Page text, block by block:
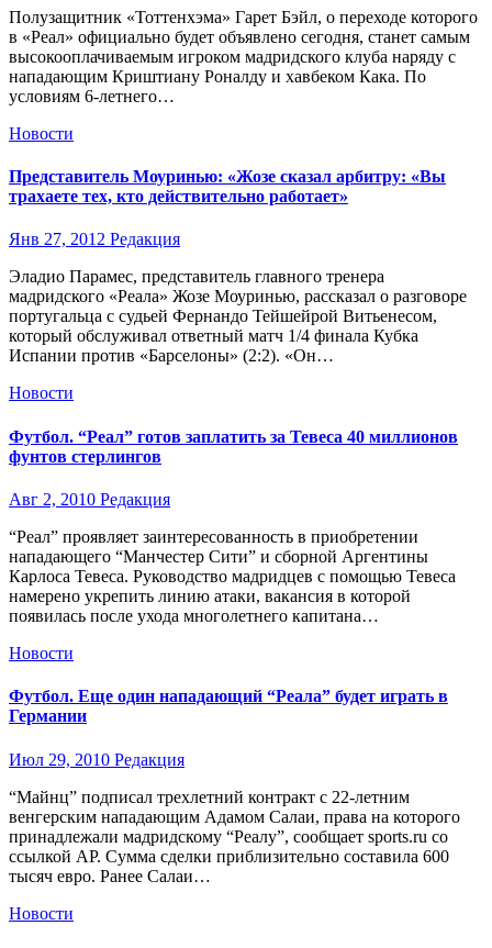
Полузащитник «Тоттенхэма» Гарет Бэйл, о переходе которого
в «Реал» официально будет объявлено сегодня, станет самым
высокооплачиваемым игроком мадридского клуба наряду с
нападающим Криштиану Роналду и хавбеком Кака. По
условиям 6-летнего…
Новости
Представитель Моуринью: «Жозе сказал арбитру: «Вы
трахаете тех, кто действительно работает»
Янв 27, 2012 Редакция
Эладио Парамес, представитель главного тренера
мадридского «Реала» Жозе Моуринью, рассказал о разговоре
португальца с судьей Фернандо Тейшейрой Витьенесом,
который обслуживал ответный матч 1/4 финала Кубка
Испании против «Барселоны» (2:2). «Он…
Новости
Футбол. “Реал” готов заплатить за Тевеса 40 миллионов
фунтов стерлингов
Авг 2, 2010 Редакция
“Реал” проявляет заинтересованность в приобретении
нападающего “Манчестер Сити” и сборной Аргентины
Карлоса Тевеса. Руководство мадридцев с помощью Тевеса
намерено укрепить линию атаки, вакансия в которой
появилась после ухода многолетнего капитана…
Новости
Футбол. Еще один нападающий “Реала” будет играть в
Германии
Июл 29, 2010 Редакция
“Майнц” подписал трехлетний контракт с 22-летним
венгерским нападающим Адамом Салаи, права на которого
принадлежали мадридскому “Реалу”, сообщает sports.ru со
ссылкой АР. Сумма сделки приблизительно составила 600
тысяч евро. Ранее Салаи…
Новости